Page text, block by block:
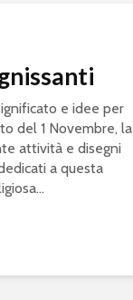
e idee per
del 1 Novembre, la
attività e disegni
a questa